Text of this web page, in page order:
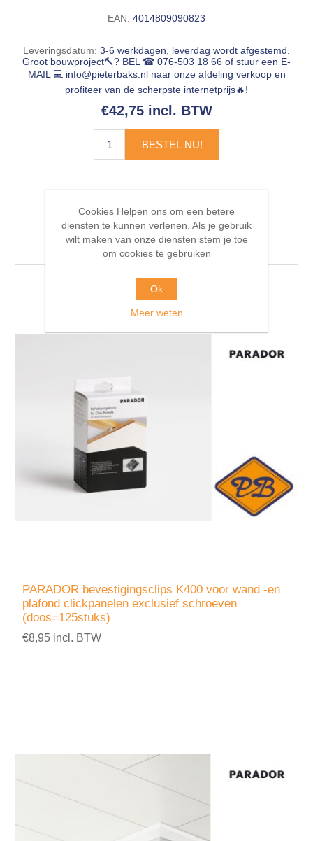
EAN: 4014809090823
Leveringsdatum: 3-6 werkdagen, leverdag wordt afgestemd.
Groot bouwproject🔨? BEL ☎ 076-503 18 66 of stuur een E-
MAIL 💻 info@pieterbaks.nlnaar onze afdeling verkoop en
profiteer van de scherpste internetprijs🔥!
€42,75 incl. BTW
BESTEL NU!
Gerelateerde producten
PARADOR bevestigingsclips K400 voor wand -en
plafond clickpanelen exclusief schroeven
(doos=125stuks)
€8,95 incl. BTW
Cookies Helpen ons om een betere
diensten te kunnen verlenen. Als je gebruik
wilt maken van onze diensten stem je toe
om cookies te gebruiken
Ok
Meer weten